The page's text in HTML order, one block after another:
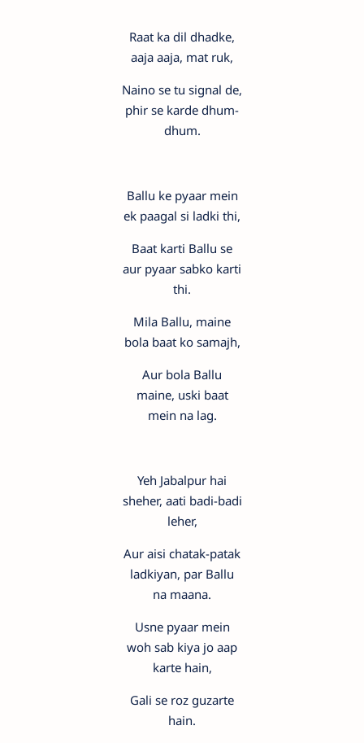
Raat ka dil dhadke,
aaja aaja, mat ruk,
Naino se tu signal de,
phir se karde dhum-
dhum.
Ballu ke pyaar mein
ek paagal si ladki thi,
Baat karti Ballu se
aur pyaar sabko karti
thi.
Mila Ballu, maine
bola baat ko samajh,
Aur bola Ballu
maine, uski baat
mein na lag.
Yeh Jabalpur hai
sheher, aati badi-badi
leher,
Aur aisi chatak-patak
ladkiyan, par Ballu
na maana.
Usne pyaar mein
woh sab kiya jo aap
karte hain,
Gali se roz guzarte
hain.